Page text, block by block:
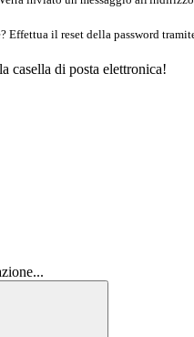
Effettua il reset della password
casella di posta elettronica!